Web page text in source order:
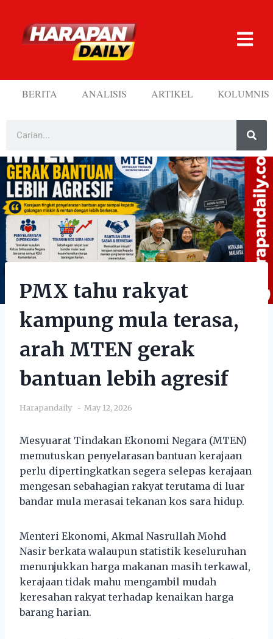
BERITA ANALISIS ARTIKEL KOLUMNIS
PMX tahu rakyat
kampung mula terasa,
arah MTEN gerak
bantuan lebih agresif
Harapandaily May 12, 2026
Mesyuarat Tindakan Ekonomi Negara (MTEN)
memutuskan penyelarasan bantuan kerajaan
perlu dipertingkatkan segera selepas kerajaan
mengesan sebahagian rakyat terutama di luar
bandar mula merasai tekanan kos sara hidup.
Menteri Ekonomi, Akmal Nasrullah Mohd
Nasir berkata walaupun statistik keseluruhan
menunjukkan harga makanan masih terkawal,
kerajaan tidak mahu mengambil mudah
keresahan rakyat terhadap kenaikan harga
barang harian.